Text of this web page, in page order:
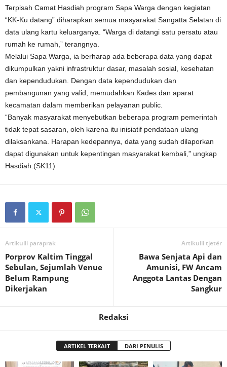
Terpisah Camat Hasdiah program Sapa Warga dengan kegiatan
“KK-Ku datang” diharapkan semua masyarakat Sangatta Selatan di
data ulang kartu keluarganya. “Warga di datangi satu persatu atau
rumah ke rumah,” terangnya.
Melalui Sapa Warga, ia berharap ada beberapa data yang dapat
dikumpulkan yakni infrastruktur dasar, masalah sosial, kesehatan
dan kependudukan. Dengan data kependudukan dan
pembangunan yang valid, memudahkan Kades dan aparat
kecamatan dalam memberikan pelayanan public.
“Banyak masyarakat menyebutkan beberapa program pemerintah
tidak tepat sasaran, oleh karena itu inisiatif pendataan ulang
dilaksankana. Harapan kedepannya, data yang sudah dilaporkan
dapat digunakan untuk kepentingan masyarakat kembali,” ungkap
Hasdiah.(SK11)
Artikulli paraprak
Porprov Kaltim Tinggal
Sebulan, Sejumlah Venue
Belum Rampung
Dikerjakan
Artikulli tjetër
Bawa Senjata Api dan
Amunisi, FW Ancam
Anggota Lantas Dengan
Sangkur
Redaksi
ARTIKEL TERKAIT DARI PENULIS